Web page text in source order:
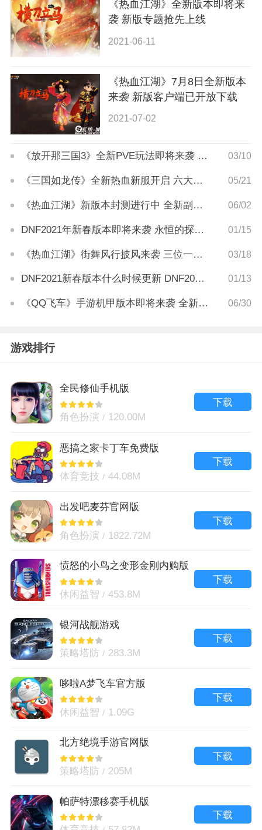
《热血江湖》全新版本即将来
袭 新版专题抢先上线
2021-06-11
《热血江湖》7月8日全新版本
来袭 新版客户端已开放下载
2021-07-02
《放开那三国3》全新PVE玩法即将来袭 锦囊系统同步亮相 03/10
《三国如龙传》全新热血新服开启 六大专属活动同步来袭 05/21
《热血江湖》新版本封测进行中 全新副本魅力等你来体验 06/02
DNF2021年新春版本即将来袭 永恒的探索礼包同步上架开售 01/15
《热血江湖》街舞风行披风来袭 三位一体活动同步登场 03/18
DNF2021新春版本什么时候更新 DNF2021新春版本即将来袭 01/13
《QQ飞车》手游机甲版本即将来袭 全新剧情上线 06/30
游戏排行
全民修仙手机版
角色扮演 120.00M
下载
恶搞之家卡丁车免费版
体育竞技 44.08M
下载
出发吧麦芬官网版
角色扮演 1822.72M
下载
愤怒的小鸟之变形金刚内购版
休闲益智 453.8M
下载
银河战舰游戏
策略塔防 283.3M
下载
哆啦A梦飞车官方版
休闲益智 1.09G
下载
北方绝境手游官网版
策略塔防 205M
下载
帕萨特漂移赛手机版
下载